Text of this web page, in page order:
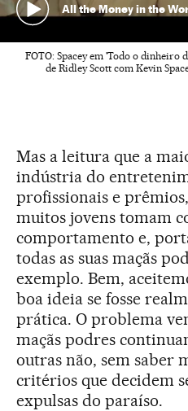
All the Money in the
FOTO: Spacey em 'Todo o
de Ridley Scott com Kevin
Mas a leitura que a
indústria do
profissionais e
muitos jovens tomam
comportamento e,
todas as suas maçãs
exemplo. Bem,
boa ideia se fosse
prática. O problema
maçãs podres
outras não, sem saber
critérios que decidem
expulsas do paraíso.